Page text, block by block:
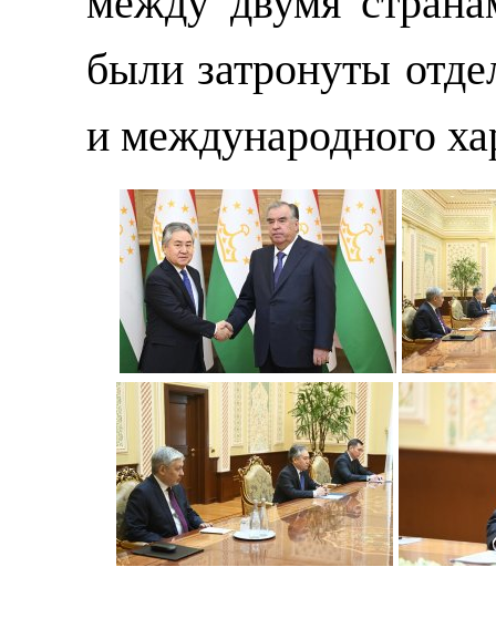
были затронуты
и международного